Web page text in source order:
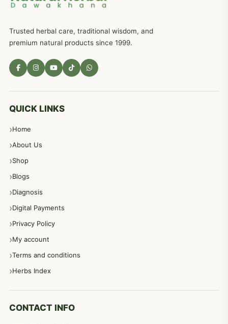
ذکاوت حس کے علاج کےلئے مختلف دیسی نسخہ جات
امراضِ معدہ کا علاج دیسی نسخہ جات
Trusted herbal care, traditional wisdom, and
premium natural products since 1999.
QUICK LINKS
Home
About Us
Shop
Blogs
Diagnosis
Digital Payments
Privacy Policy
My account
Terms and conditions
Herbs Index
CONTACT INFO